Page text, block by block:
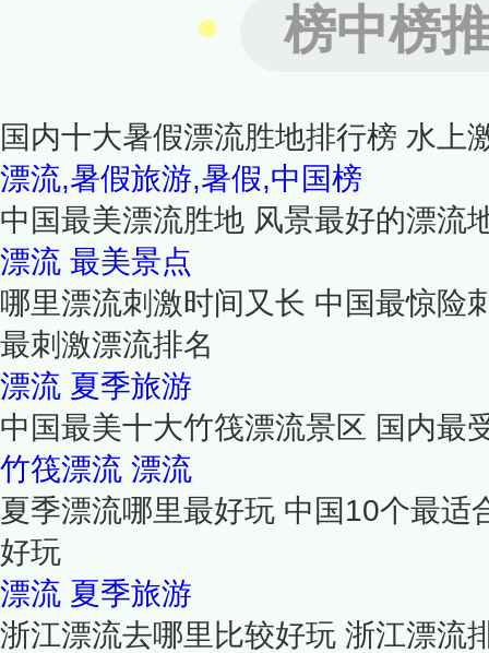
榜中榜
国内十大暑假漂流胜地排行榜 水上
漂流,暑假旅游,暑假,中国榜
中国最美漂流胜地 风景最好的漂流
漂流 最美景点
哪里漂流刺激时间又长 中国最惊险
最刺激漂流排名
漂流 夏季旅游
中国最美十大竹筏漂流景区 国内最
竹筏漂流 漂流
夏季漂流哪里最好玩 中国10个最适
好玩
漂流 夏季旅游
浙江漂流去哪里比较好玩 浙江漂流